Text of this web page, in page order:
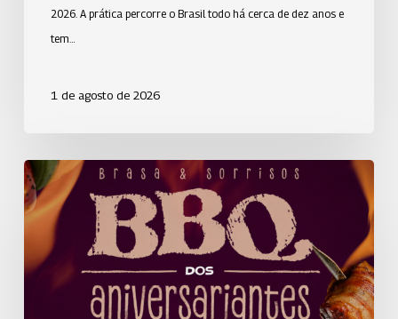
2026. A prática percorre o Brasil todo há cerca de dez anos e
tem…
1 de agosto de 2026
Alegria,
música
e
sabores
marcam